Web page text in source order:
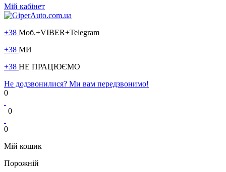
Мій кабінет
+38 Моб.+VIBER+Telegram
+38 МИ
+38 НЕ ПРАЦЮЄМО
Не додзвонилися? Ми вам передзвонимо!
0
0
0
Мій кошик
Порожній